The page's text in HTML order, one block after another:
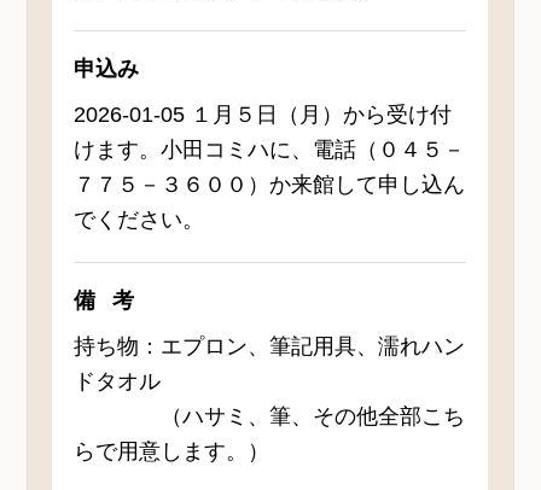
申込み
2026-01-05 １月５日（月）から受け付
けます。小田コミハに、電話（０４５－
７７５－３６００）か来館して申し込ん
でください。
備考
持ち物：エプロン、筆記用具、濡れハン
ドタオル
（ハサミ、筆、その他全部こち
らで用意します。）